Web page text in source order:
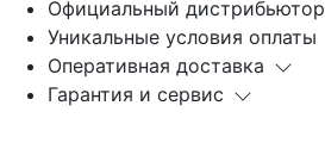
Официальный дистрибьютор
Уникальные условия оплаты
Оперативная доставка
Гарантия и сервис